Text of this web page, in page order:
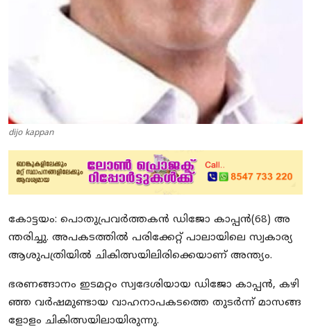
dijo kappan
കോ​ട്ട​യം: പൊ​തു​പ്ര​വ​ർ​ത്ത​ക​ൻ ഡി​ജോ കാ​പ്പ​ൻ(68) അ​
ന്ത​രി​ച്ചു. അ​പ​ക​ട​ത്തി​ൽ പ​രി​ക്കേ​റ്റ് പാ​ലാ​യി​ലെ സ്വ​കാ​ര്യ
ആ​ശു​പ​ത്രി​യി​ൽ ചി​കി​ത്സ​യി​ലി​രി​ക്കെ​യാ​ണ് അ​ന്ത്യം.
ഭരണങ്ങാനം ഇടമറ്റം സ്വദേശിയായ ഡിജോ കാപ്പൻ, ക​ഴി​
ഞ്ഞ വ​ർ​ഷ​മു​ണ്ടാ​യ വാ​ഹ​നാ​പ​ക​ട​ത്തെ തു​ട​ർ​ന്ന് മാ​സ​ങ്ങ​
ളോ​ളം ചി​കി​ത്സ​യി​ലാ​യി​രു​ന്നു.